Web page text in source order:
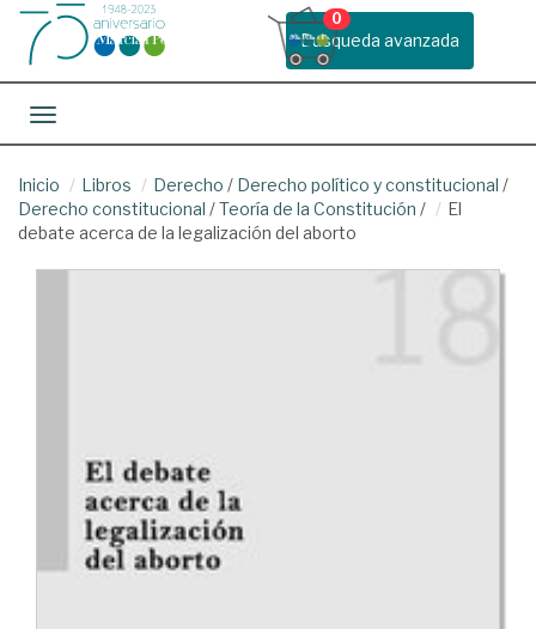
Busqueda avanzada
0
Toggle navigation
Inicio Libros Derecho / Derecho político y constitucional /
Derecho constitucional /Teoría de la Constitución /
El
debate acerca de la legalización del aborto